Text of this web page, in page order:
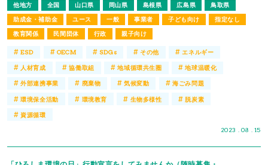
他地方 全国 山口県 岡山県 島根県 広島県
鳥取県
助成金・補助金
ユース 一般 事業者 子ども向け
指定なし
教育関係
民間団体 行政 親子向け
2023 . 08 . 15
#ESD # OECM # SDGs # その他 #エネルギー
# 人材育成 #協働取組 #地域循環共生圏 #地球温暖化
#外部連携事業 # 廃棄物 #気候変動 #海ごみ問題
#環境保全活動 # 環境教育 # 生物多様性 # 脱炭素
#資源循環